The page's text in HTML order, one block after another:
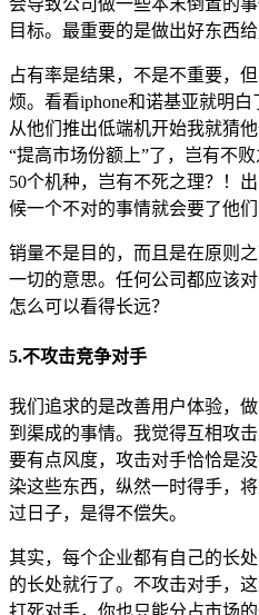
目标。最重要的是做出好东西给
占有率是结果，不是不重要，
烦。看看iphone和诺基亚就明白
从他们推出低端机开始我就猜
“提高市场份额上”了，岂有不
50个机种，岂有不死之理？！
候一个不对的事情就会要了他
销量不是目的，而且是在原则
一切的意思。任何公司都应该
怎么可以看得长远？
5.不攻击竞争对手
我们追求的是改善用户体验，
到渠成的事情。我觉得互相攻
要有点风度，攻击对手恰恰是
染这些东西，纵然一时得手，
过日子，是得不偿失。
其实，每个企业都有自己的长
的长处就行了。不攻击对手，